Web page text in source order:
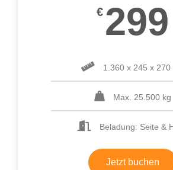
€ 299
1.360 x 245 x 270
Max. 25.500 kg
Beladung: Seite &
Jetzt buchen